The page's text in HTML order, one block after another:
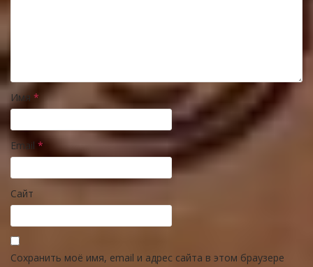
Имя *
Email *
Сайт
Сохранить моё имя, email и адрес сайта в этом браузере